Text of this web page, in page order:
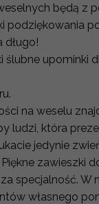
będą z
podziękowania
długo!
upominki
na weselu
ludzi, która
jedynie
zawieszki
specjalność. W
własnego